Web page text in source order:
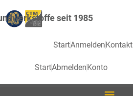
seit 1985
StartAnmeldenKontakt
StartAbmelden Konto